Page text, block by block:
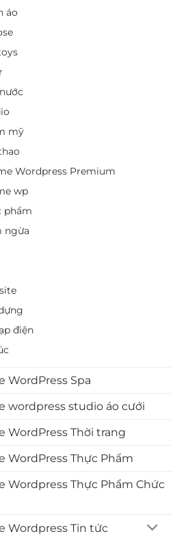
áo
mỹ
Wordpress Premium
wp
phẩm
ngừa
điện
WordPress Spa
wordpress studio áo cưới
WordPress Thời trang
WordPress Thực Phẩm
Wordpress Thực Phẩm Chức
Wordpress Tin tức